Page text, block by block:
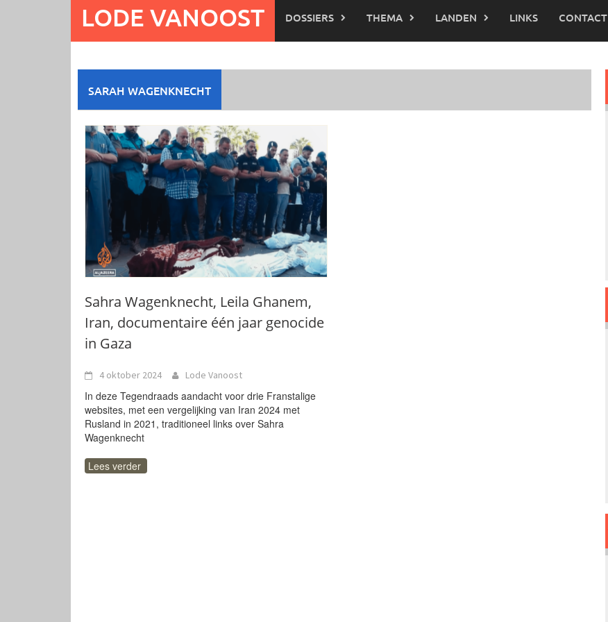
LODE VANOOST DOSSIERS THEMA LANDEN LINKS CONTACT
SARAH WAGENKNECHT
Sahra Wagenknecht, Leila Ghanem,
Iran, documentaire één jaar genocide
in Gaza
4 oktober 2024 Lode Vanoost
In deze Tegendraads aandacht voor drie Franstalige
websites, met een vergelijking van Iran 2024 met
Rusland in 2021, traditioneel links over Sahra
Wagenknecht
Lees verder